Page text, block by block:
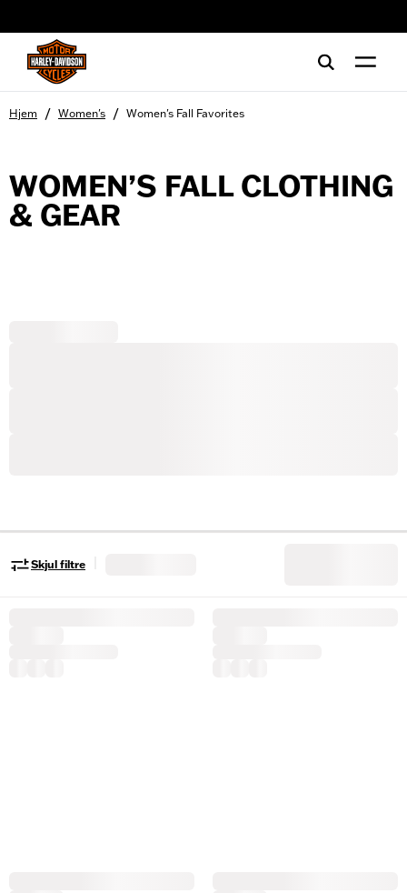
Hjem / Women's / Women's Fall Favorites
WOMEN’S FALL CLOTHING
& GEAR
Skjul filtre